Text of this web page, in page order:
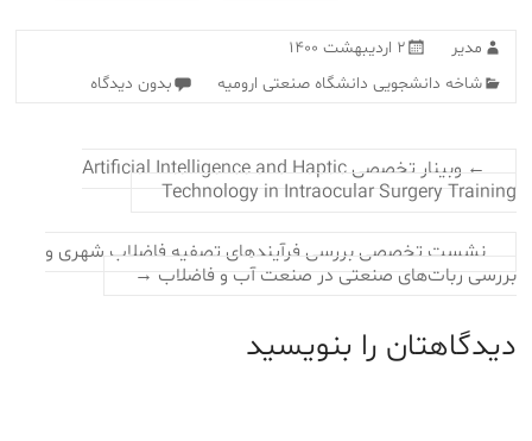
مدیر
۲ اردیبهشت ۱۴۰۰
شاخه دانشجویی دانشگاه صنعتی ارومیه
بدون دیدگاه
←
وبینار تخصصی Artificial Intelligence and Haptic
Technology in Intraocular Surgery Training
نشست تخصصی بررسی فرآیندهای تصفیه فاضلاب شهری و
بررسی ربات‌های صنعتی در صنعت آب و فاضلاب →
دیدگاهتان را بنویسید